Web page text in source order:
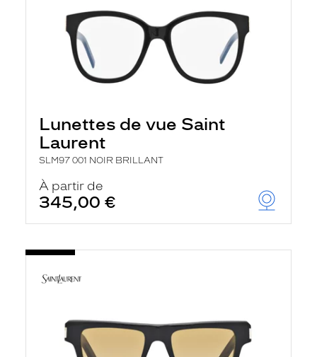
Lunettes de vue Saint
Laurent
SLM97 001 NOIR BRILLANT
À partir de
345,00 €